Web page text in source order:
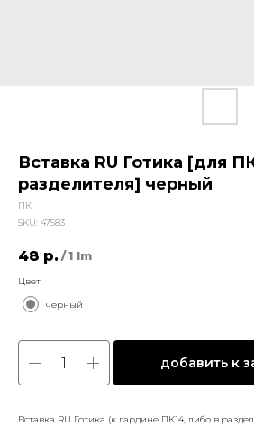
Вставка RU Готика [для
разделителя] черный
ПК
SKU: 47583
48 р. / 1 lm
Цвет
черный
добавить к
Вставка RU Готика (к гардине ПК14, либо в